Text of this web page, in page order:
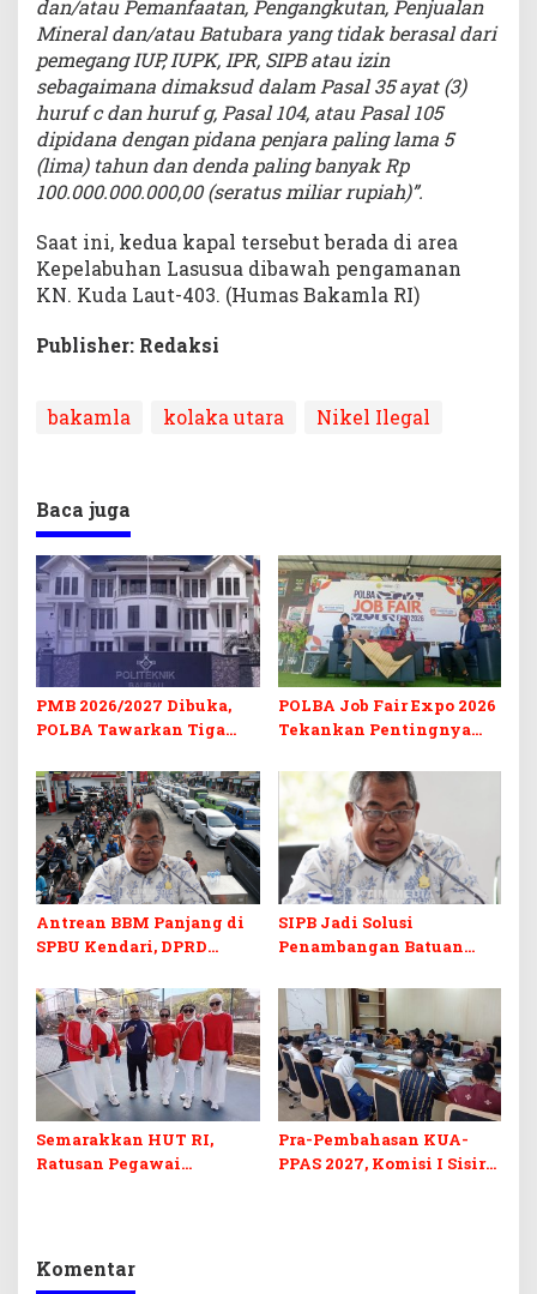
dan/atau Pemanfaatan, Pengangkutan, Penjualan
Mineral dan/atau Batubara yang tidak berasal dari
pemegang IUP, IUPK, IPR, SIPB atau izin
sebagaimana dimaksud dalam Pasal 35 ayat (3)
huruf c dan huruf g, Pasal 104, atau Pasal 105
dipidana dengan pidana penjara paling lama 5
(lima) tahun dan denda paling banyak Rp
100.000.000.000,00 (seratus miliar rupiah)”.
Saat ini, kedua kapal tersebut berada di area
Kepelabuhan Lasusua dibawah pengamanan
KN. Kuda Laut-403. (Humas Bakamla RI)
Publisher: Redaksi
bakamla kolaka utara Nikel Ilegal
Baca juga
PMB 2026/2027 Dibuka,
POLBA Tawarkan Tiga
Kuliah Gratis
POLBA Job Fair Expo 2026
Tekankan Pentingnya
Digital
Antrean BBM Panjang di
SPBU Kendari, DPRD
Barcode Curang
SIPB Jadi Solusi
Penambangan Batuan
di Sultra
Semarakkan HUT RI,
Ratusan Pegawai
Pra-Pembahasan KUA-
PPAS 2027, Komisi I Sisir
Komentar